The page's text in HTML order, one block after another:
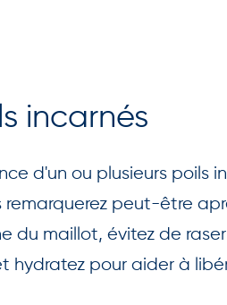
incarnés
d'un ou plusieurs poils
remarquerez peut-être
du maillot, évitez de
hydratez pour aider à